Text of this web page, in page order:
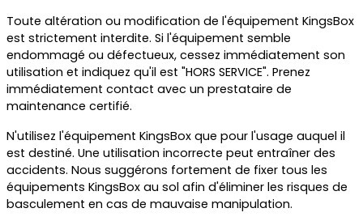
Toute altération ou modification de l'équipement KingsBox
est strictement interdite. Si l'équipement semble
endommagé ou défectueux, cessez immédiatement son
utilisation et indiquez qu'il est "HORS SERVICE". Prenez
immédiatement contact avec un prestataire de
maintenance certifié.
N'utilisez l'équipement KingsBox que pour l'usage auquel il
est destiné. Une utilisation incorrecte peut entraîner des
accidents. Nous suggérons fortement de fixer tous les
équipements KingsBox au sol afin d'éliminer les risques de
basculement en cas de mauvaise manipulation.